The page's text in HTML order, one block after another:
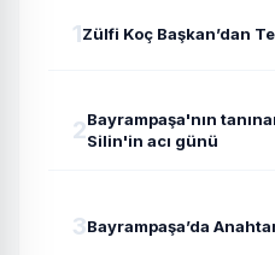
1Zülfi Koç Başkan’dan
2Bayrampaşa'nın
Silin'in acı günü
3Bayrampaşa’da